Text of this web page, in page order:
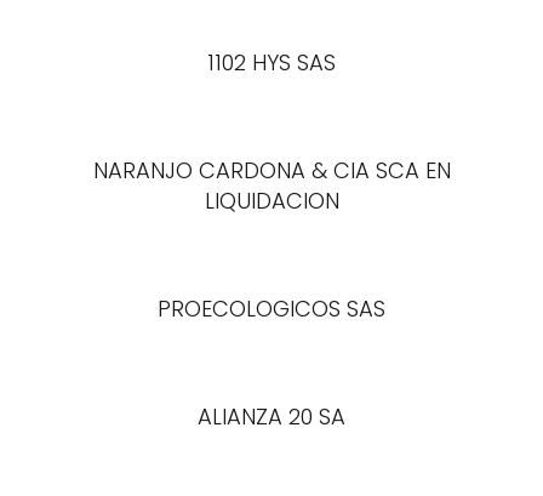
1102 HYS SAS
NARANJO CARDONA & CIA SCA EN
LIQUIDACION
PROECOLOGICOS SAS
ALIANZA 20 SA